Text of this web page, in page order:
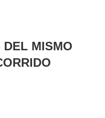
DEL MISMO